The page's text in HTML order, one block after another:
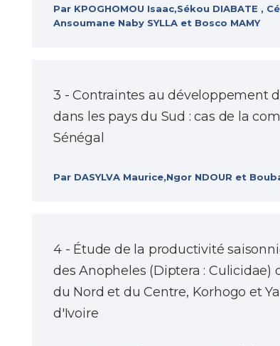
Par KPOGHOMOU Isaac,Sékou DIABATE ,
Ansoumane Naby SYLLA et Bosco MAMY
3 - Contraintes au développement
dans les pays du Sud : cas de la
Sénégal
Par DASYLVA Maurice,Ngor NDOUR et
4 - Étude de la productivité
des Anopheles (Diptera : Culicidae)
du Nord et du Centre, Korhogo et
d'Ivoire